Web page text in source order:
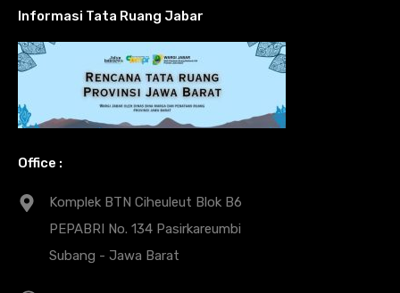
Informasi Tata Ruang Jabar
Office :
Komplek BTN Ciheuleut Blok B6
PEPABRI No. 134 Pasirkareumbi
Subang - Jawa Barat